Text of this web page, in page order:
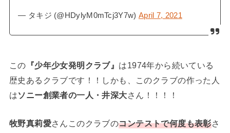
— タキジ (@HDylyM0mTcj3Y7w) April 7, 2021
この 『少年少女発明クラブ』 は1974年から続いている
歴史あるクラブです！！しかも、このクラブの作った人
はソニー創業者の一人・井深大さん！！！！
牧野真莉愛さんこのクラブのコンテストで何度も表彰さ